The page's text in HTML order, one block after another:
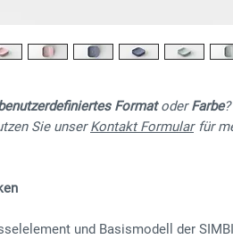
FormatoderFarbe
Sie unserKontakt Formularfür
und Basismodell der